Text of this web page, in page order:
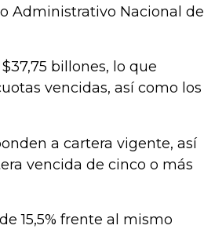
Administrativo Nacional de
billones, lo que
vencidas, así como los
a cartera vigente, así
vencida de cinco o más
15,5% frente al mismo